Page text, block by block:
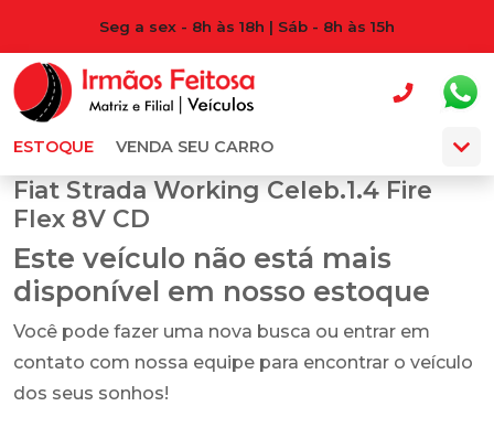
Seg a sex - 8h às 18h | Sáb - 8h às 15h
ESTOQUE VENDA SEU CARRO
Fiat Strada Working Celeb.1.4 Fire
Flex 8V CD
Este veículo não está mais
disponível em nosso estoque
Você pode fazer uma nova busca ou entrar em
contato com nossa equipe para encontrar o veículo
dos seus sonhos!